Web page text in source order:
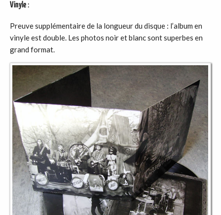
Vinyle:
Preuve supplémentaire de la longueur du disque : l’album en
vinyle est double. Les photos noir et blanc sont superbes en
grand format.